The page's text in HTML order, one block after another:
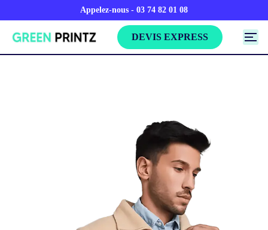
Appelez-nous - 03 74 82 01 08
DEVIS EXPRESS